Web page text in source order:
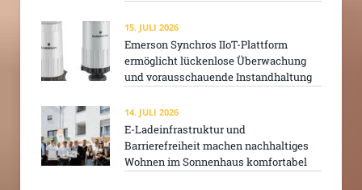
15. JULI 2026
Emerson Synchros IIoT-Plattform
ermöglicht lückenlose Überwachung
und vorausschauende Instandhaltung
14. JULI 2026
E-Ladeinfrastruktur und
Barrierefreiheit machen nachhaltiges
Wohnen im Sonnenhaus komfortabel